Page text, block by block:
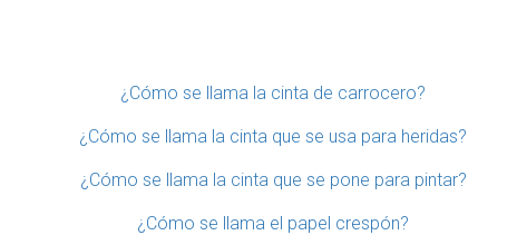
¿Cómo se llama la cinta de carrocero?
¿Cómo se llama la cinta que se usa para heridas?
¿Cómo se llama la cinta que se pone para pintar?
¿Cómo se llama el papel crespón?